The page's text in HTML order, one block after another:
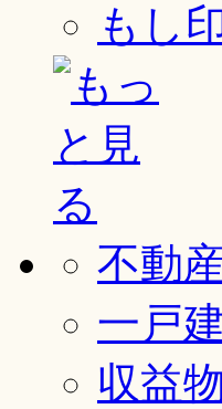
もし
不動
一戸
収益